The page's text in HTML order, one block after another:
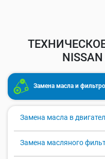
Замена масла и
Замена масла в
Замена масляного